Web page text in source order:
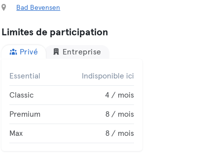
Bad Bevensen
Limites de participation
Privé Entreprise
Essential Indisponible ici
Classic 4 / mois
Premium 8 / mois
Max 8 / mois